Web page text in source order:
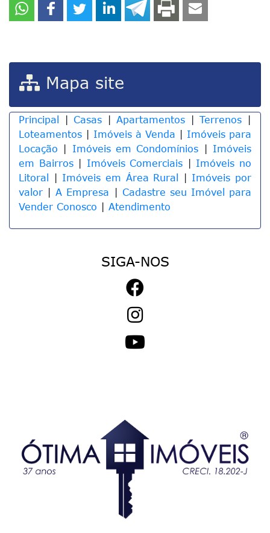
Mapa site
Principal Casas |Apartamentos |Terrenos
Loteamentos
Imóveis à Venda
Imóveis para
Locação
Imóveis em Condomínios
Imóveis
em Bairros| Imóveis Comerciais
Imóveis no
Litoral
Imóveis em Área Rural
Imóveis por
valor |A Empresa
Cadastre seu Imóvel para
Vender Conosco
Atendimento
SIGA-NOS